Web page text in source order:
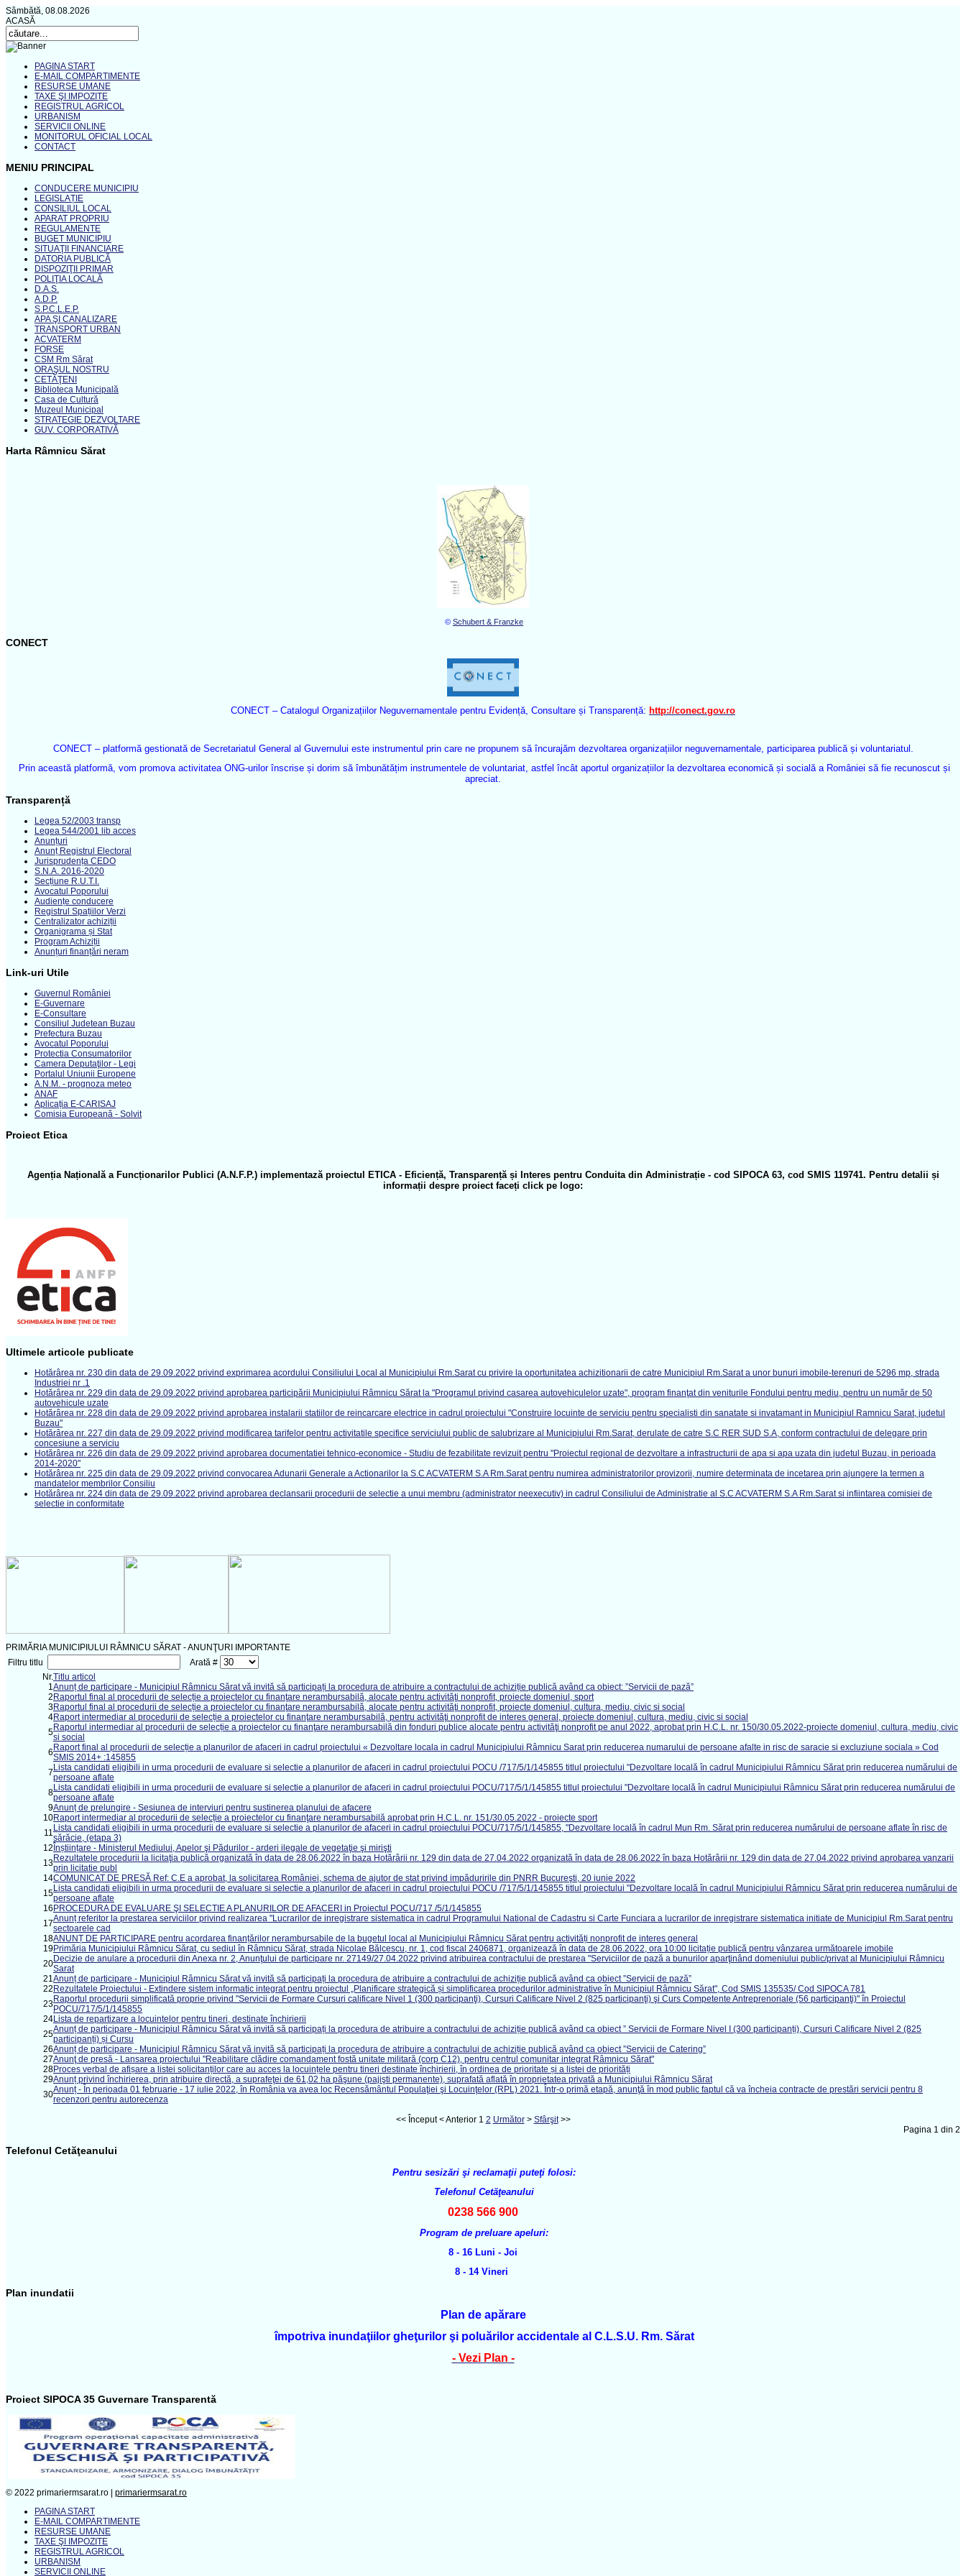
Sâmbătă, 08.08.2026
ACASĂ
PAGINA START
E-MAIL COMPARTIMENTE
RESURSE UMANE
TAXE ŞI IMPOZITE
REGISTRUL AGRICOL
URBANISM
SERVICII ONLINE
MONITORUL OFICIAL LOCAL
CONTACT
MENIU PRINCIPAL
CONDUCERE MUNICIPIU
LEGISLAȚIE
CONSILIUL LOCAL
APARAT PROPRIU
REGULAMENTE
BUGET MUNICIPIU
SITUAŢII FINANCIARE
DATORIA PUBLICĂ
DISPOZIŢII PRIMAR
POLIŢIA LOCALĂ
D.A.S.
A.D.P.
S.P.C.L.E.P.
APA ŞI CANALIZARE
TRANSPORT URBAN
ACVATERM
FORSE
CSM Rm Sărat
ORAŞUL NOSTRU
CETĂŢENI
Biblioteca Municipală
Casa de Cultură
Muzeul Municipal
STRATEGIE DEZVOLTARE
GUV. CORPORATIVĂ
Harta Râmnicu Sărat
© Schubert & Franzke
CONECT
CONECT – Catalogul Organizațiilor Neguvernamentale pentru Evidență, Consultare și Transparență: http://conect.gov.ro
CONECT – platformă gestionată de Secretariatul General al Guvernului este instrumentul prin care ne propunem să încurajăm dezvoltarea organizațiilor neguvernamentale, participarea publică și voluntariatul.
Prin această platformă, vom promova activitatea ONG-urilor înscrise și dorim să îmbunătățim instrumentele de voluntariat, astfel încât aportul organizațiilor la dezvoltarea economică și socială a României să fie recunoscut și
apreciat.
Transparență
Legea 52/2003 transp
Legea 544/2001 lib acces
Anunțuri
Anunț Registrul Electoral
Jurisprudența CEDO
S.N.A. 2016-2020
Secțiune R.U.T.I.
Avocatul Poporului
Audiențe conducere
Registrul Spațiilor Verzi
Centralizator achiziții
Organigrama și Stat
Program Achiziții
Anunțuri finanțări neram
Link-uri Utile
Guvernul României
E-Guvernare
E-Consultare
Consiliul Judetean Buzau
Prefectura Buzau
Avocatul Poporului
Protectia Consumatorilor
Camera Deputaţilor - Legi
Portalul Uniunii Europene
A.N.M. - prognoza meteo
ANAF
Aplicația E-CARISAJ
Comisia Europeană - Solvit
Proiect Etica
Agenția Națională a Funcționarilor Publici (A.N.F.P.) implementază proiectul ETICA - Eficiență, Transparență și Interes pentru Conduita din Administrație - cod SIPOCA 63, cod SMIS 119741. Pentru detalii și
informații despre proiect faceți click pe logo:
Ultimele articole publicate
Hotărârea nr. 230 din data de 29.09.2022 privind exprimarea acordului Consiliului Local al Municipiului Rm.Sarat cu privire la oportunitatea achizitionarii de catre Municipiul Rm.Sarat a unor bunuri imobile-terenuri de 5296 mp, strada
Industriei nr .1
Hotărârea nr. 229 din data de 29.09.2022 privind aprobarea participării Municipiului Râmnicu Sărat la "Programul privind casarea autovehiculelor uzate", program finanţat din veniturile Fondului pentru mediu, pentru un număr de 50
autovehicule uzate
Hotărârea nr. 228 din data de 29.09.2022 privind aprobarea instalarii statiilor de reincarcare electrice in cadrul proiectului "Construire locuinte de serviciu pentru specialisti din sanatate si invatamant in Municipiul Ramnicu Sarat, judetul
Buzau"
Hotărârea nr. 227 din data de 29.09.2022 privind modificarea tarifelor pentru activitatile specifice serviciului public de salubrizare al Municipiului Rm.Sarat, derulate de catre S.C RER SUD S.A, conform contractului de delegare prin
concesiune a serviciu
Hotărârea nr. 226 din data de 29.09.2022 privind aprobarea documentatiei tehnico-economice - Studiu de fezabilitate revizuit pentru "Proiectul regional de dezvoltare a infrastructurii de apa si apa uzata din judetul Buzau, in perioada
2014-2020"
Hotărârea nr. 225 din data de 29.09.2022 privind convocarea Adunarii Generale a Actionarilor la S.C ACVATERM S.A Rm.Sarat pentru numirea administratorilor provizorii, numire determinata de incetarea prin ajungere la termen a
mandatelor membrilor Consiliu
Hotărârea nr. 224 din data de 29.09.2022 privind aprobarea declansarii procedurii de selectie a unui membru (administrator neexecutiv) in cadrul Consiliului de Administratie al S.C ACVATERM S.A Rm.Sarat si infiintarea comisiei de
selectie in conformitate
PRIMĂRIA MUNICIPIULUI RÂMNICU SĂRAT - ANUNŢURI IMPORTANTE
Filtru titlu
Arată #
Nr.Titlu articol
1Anunț de participare - Municipiul Râmnicu Sărat vă invită să participați la procedura de atribuire a contractului de achiziție publică având ca obiect: ”Servicii de pază”
2 Raportul final al procedurii de selecție a proiectelor cu finanţare nerambursabilă, alocate pentru activităţi nonprofit, proiecte domeniul, sport
3Raportul final al procedurii de selecție a proiectelor cu finanţare nerambursabilă, alocate pentru activităţi nonprofit, proiecte domeniul, cultura, mediu, civic si social
4Raport intermediar al procedurii de selecție a proiectelor cu finanţare nerambursabilă, pentru activităţi nonprofit de interes general, proiecte domeniul, cultura, mediu, civic si social
5Raportul intermediar al procedurii de selecție a proiectelor cu finanţare nerambursabilă din fonduri publice alocate pentru activităţi nonprofit pe anul 2022, aprobat prin H.C.L. nr. 150/30.05.2022-proiecte domeniul, cultura, mediu, civic
si social
6 Raport final al procedurii de selecție a planurilor de afaceri in cadrul proiectului « Dezvoltare locala in cadrul Municipiului Râmnicu Sarat prin reducerea numarului de persoane afalte in risc de saracie si excluziune sociala » Cod
SMIS 2014+ :145855
7 Lista candidati eligibili in urma procedurii de evaluare si selectie a planurilor de afaceri in cadrul proiectului POCU /717/5/1/145855 titlul proiectului "Dezvoltare locală în cadrul Municipiului Râmnicu Sărat prin reducerea numărului de
persoane aflate
8Lista candidati eligibili in urma procedurii de evaluare si selectie a planurilor de afaceri in cadrul proiectului POCU/717/5/1/145855 titlul proiectului "Dezvoltare locală în cadrul Municipiului Râmnicu Sărat prin reducerea numărului de
persoane aflate
9Anunț de prelungire - Sesiunea de interviuri pentru sustinerea planului de afacere
10Raport intermediar al procedurii de selecție a proiectelor cu finanţare nerambursabilă aprobat prin H.C.L. nr. 151/30.05.2022 - proiecte sport
11 Lista candidati eligibili in urma procedurii de evaluare si selectie a planurilor de afaceri in cadrul proiectului POCU/717/5/1/145855, "Dezvoltare locală în cadrul Mun Rm. Sărat prin reducerea numărului de persoane aflate în risc de
sărăcie, (etapa 3)
12 Înștiințare - Ministerul Mediului, Apelor şi Pădurilor - arderi ilegale de vegetaţie şi mirişti
13Rezultatele procedurii la licitaţia publică organizată în data de 28.06.2022 în baza Hotărârii nr. 129 din data de 27.04.2022 organizată în data de 28.06.2022 în baza Hotărârii nr. 129 din data de 27.04.2022 privind aprobarea vanzarii
prin licitatie publ
14COMUNICAT DE PRESĂ Ref: C.E a aprobat, la solicitarea României, schema de ajutor de stat privind impăduririle din PNRR Bucureşti, 20 iunie 2022
15Lista candidati eligibili in urma procedurii de evaluare si selectie a planurilor de afaceri in cadrul proiectului POCU /717/5/1/145855 titlul proiectului "Dezvoltare locală în cadrul Municipiului Râmnicu Sărat prin reducerea numărului de
persoane aflate
16 PROCEDURA DE EVALUARE ŞI SELECTIE A PLANURILOR DE AFACERI in Proiectul POCU/717 /5/1/145855
17Anunț referitor la prestarea serviciilor privind realizarea "Lucrarilor de inregistrare sistematica in cadrul Programului National de Cadastru si Carte Funciara a lucrarilor de inregistrare sistematica initiate de Municipiul Rm.Sarat pentru
sectoarele cad
18ANUNȚ DE PARTICIPARE pentru acordarea finanțărilor nerambursabile de la bugetul local al Municipiului Râmnicu Sărat pentru activități nonprofit de interes general
19Primăria Municipiului Râmnicu Sărat, cu sediul în Râmnicu Sărat, strada Nicolae Bălcescu, nr. 1, cod fiscal 2406871, organizează în data de 28.06.2022, ora 10:00 licitație publică pentru vânzarea următoarele imobile
20Decizie de anulare a procedurii din Anexa nr. 2, Anunţului de participare nr. 27149/27.04.2022 privind atribuirea contractului de prestarea "Serviciilor de pază a bunurilor aparţinând domeniului public/privat al Municipiului Râmnicu
Sarat
21Anunț de participare - Municipiul Râmnicu Sărat vă invită să participați la procedura de atribuire a contractului de achiziție publică având ca obiect ”Servicii de pază”
22 Rezultatele Proiectului - Extindere sistem informatic integrat pentru proiectul „Planificare strategică și simplificarea procedurilor administrative în Municipiul Râmnicu Sărat", Cod SMIS 135535/ Cod SIPOCA 781
23Raportul procedurii simplificată proprie privind "Servicii de Formare Cursuri calificare Nivel 1 (300 participanţi), Cursuri Calificare Nivel 2 (825 participanţi) şi Curs Competente Antreprenoriale (56 participanţi)" în Proiectul
POCU/717/5/1/145855
24Lista de repartizare a locuintelor pentru tineri, destinate închirierii
25Anunț de participare - Municipiul Râmnicu Sărat vă invită să participați la procedura de atribuire a contractului de achiziție publică având ca obiect ” Servicii de Formare Nivel I (300 participanți), Cursuri Calificare Nivel 2 (825
participanți) și Cursu
26Anunț de participare - Municipiul Râmnicu Sărat vă invită să participați la procedura de atribuire a contractului de achiziție publică având ca obiect ”Servicii de Catering”
27Anunţ de presă - Lansarea proiectului "Reabilitare clădire comandament fostă unitate militară (corp C12), pentru centrul comunitar integrat Râmnicu Sărat"
28Proces verbal de afișare a listei solicitanților care au acces la locuințele pentru tineri destinate închirierii, în ordinea de prioritate și a listei de priorități
29Anunț privind închirierea, prin atribuire directă, a suprafeţei de 61,02 ha păşune (pajişti permanente), suprafată aflată în proprietatea privată a Municipiului Râmnicu Sărat
30Anunț - În perioada 01 februarie - 17 iulie 2022, în România va avea loc Recensământul Populaţiei şi Locuinţelor (RPL) 2021. Într-o primă etapă, anunţă în mod public faptul că va încheia contracte de prestări servicii pentru 8
recenzori pentru autorecenza
<< Început<Anterior 1 2 Următor> Sfârşit>>
Pagina 1 din 2
Telefonul Cetăţeanului
Pentru sesizări şi reclamaţii puteţi folosi:
Telefonul Cetăţeanului
0238 566 900
Program de preluare apeluri:
8 - 16 Luni - Joi
8 - 14 Vineri
Plan inundatii
Plan de apărare
împotriva inundaţiilor gheţurilor şi poluărilor accidentale al C.L.S.U. Rm. Sărat
- Vezi Plan -
Proiect SIPOCA 35 Guvernare Transparentă
© 2022 primariermsarat.ro | primariermsarat.ro
PAGINA START
E-MAIL COMPARTIMENTE
RESURSE UMANE
TAXE ŞI IMPOZITE
REGISTRUL AGRICOL
URBANISM
SERVICII ONLINE